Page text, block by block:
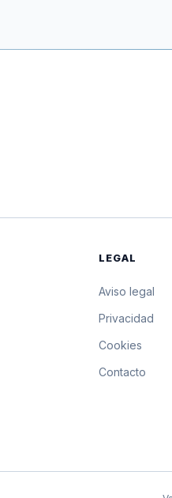
$3.892,12
LEGAL
Aviso legal
Privacidad
Cookies
Contacto